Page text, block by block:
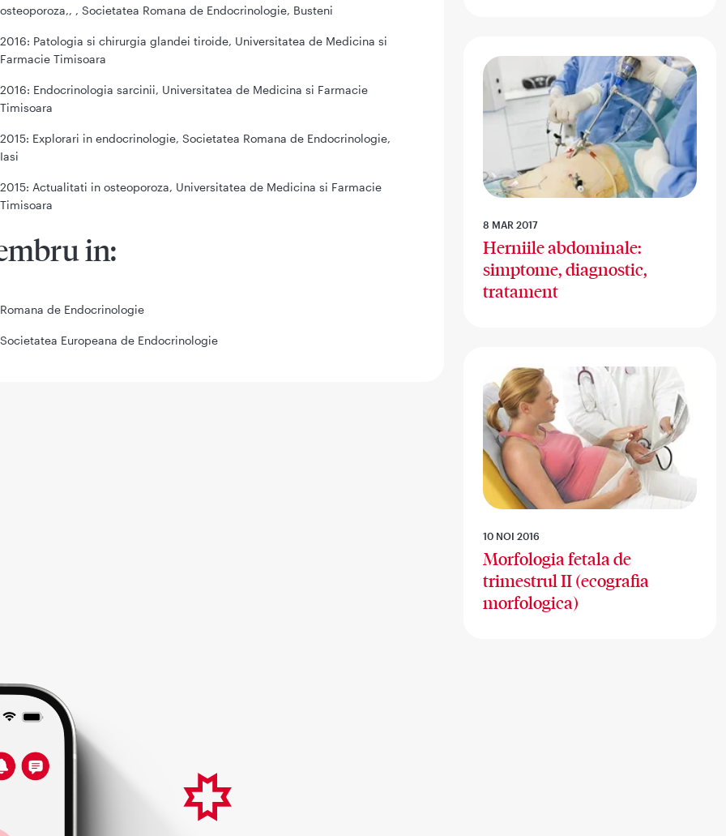
osteoporoza,, , Societatea Romana de Endocrinologie, Busteni
2016: Patologia si chirurgia glandei tiroide, Universitatea de Medicina si
Farmacie Timisoara
2016: Endocrinologia sarcinii, Universitatea de Medicina si Farmacie
Timisoara
2015: Explorari in endocrinologie, Societatea Romana de Endocrinologie,
Iasi
2015: Actualitati in osteoporoza, Universitatea de Medicina si Farmacie
Timisoara
in:
Romana de Endocrinologie
Societatea Europeana de Endocrinologie
8 MAR 2017
Herniile abdominale:
simptome, diagnostic,
tratament
10 NOI 2016
Morfologia fetala de
trimestrul II (ecografia
morfologica)